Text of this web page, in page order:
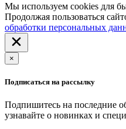
Мы используем cookies для
Продолжая пользоваться
обработки персональных
×
Подписаться на рассылку
Подпишитесь на последние
узнавайте о новинках и